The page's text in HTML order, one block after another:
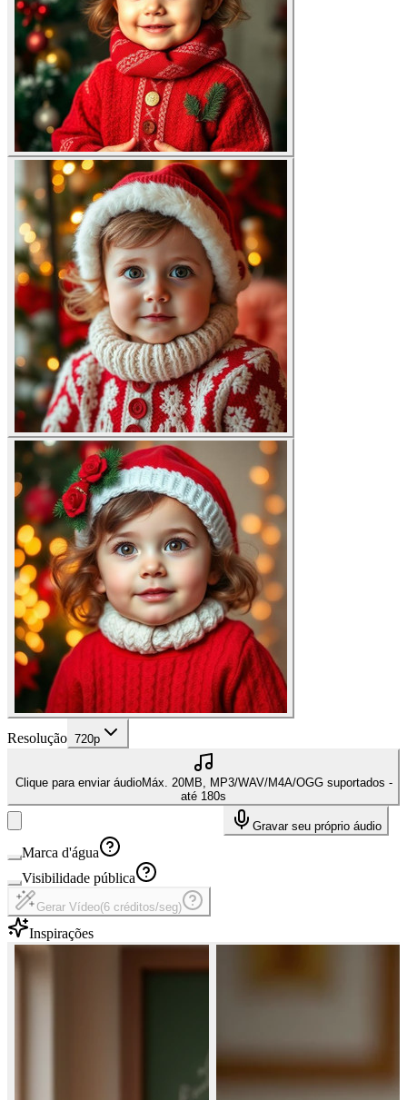
Resolução 720p
Clique para enviar áudioMáx. 20MB, MP3/WAV/M4A/OGG suportados -
até 180s
Gravar seu próprio áudio
Marca d'água
Visibilidade pública
Gerar Vídeo(6 créditos/seg)
Inspirações